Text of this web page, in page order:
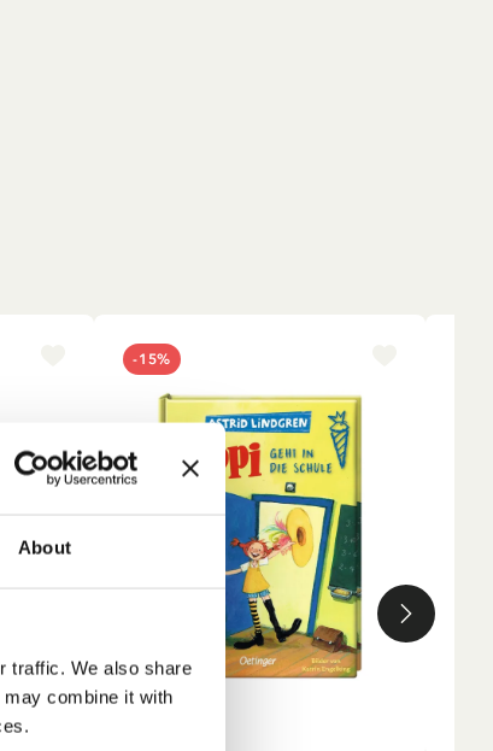
About
traffic. We also share
combine it with
-15%